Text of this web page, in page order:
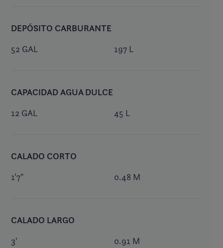
DEPÓSITO CARBURANTE
52 GAL 197 L
CAPACIDAD AGUA DULCE
12 GAL 45 L
CALADO CORTO
1'7" 0.48 M
CALADO LARGO
3' 0.91 M